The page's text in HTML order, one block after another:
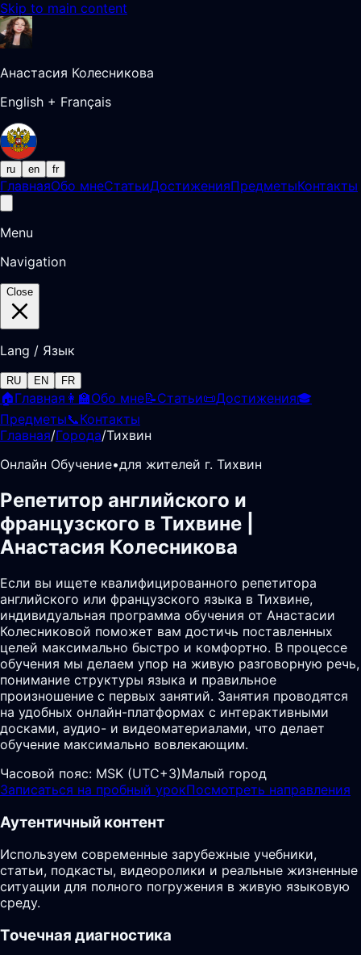
Skip to main content
Анастасия Колесникова
English + Français
ru en fr
ГлавнаяОбо мнеСтатьиДостиженияПредметыКонтакты
Menu
Navigation
Close
Lang / Язык
RU EN FR
🏠Главная 👩‍🏫Обо мне📝Статьи📜Достижения🎓
Предметы📞Контакты
Главная/Города/Тихвин
Онлайн Обучение•для жителей г. Тихвин
Репетитор английского и
французского в Тихвине |
Анастасия Колесникова
Если вы ищете квалифицированного репетитора
английского или французского языка в Тихвине,
индивидуальная программа обучения от Анастасии
Колесниковой поможет вам достичь поставленных
целей максимально быстро и комфортно. В процессе
обучения мы делаем упор на живую разговорную речь,
понимание структуры языка и правильное
произношение с первых занятий. Занятия проводятся
на удобных онлайн-платформах с интерактивными
досками, аудио- и видеоматериалами, что делает
обучение максимально вовлекающим.
Часовой пояс: MSK (UTC+3)Малый город
Записаться на пробный урокПосмотреть направления
Аутентичный контент
Используем современные зарубежные учебники,
статьи, подкасты, видеоролики и реальные жизненные
ситуации для полного погружения в живую языковую
среду.
Точечная диагностика